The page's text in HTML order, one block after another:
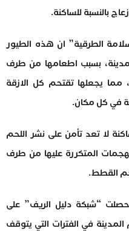
بالنسبة للساكنة.
الطرقية” ان هذه الطيور
بسبب اطعامها من طرف
مما يجعلها تقتحم كل الازقة
في كل مكان.
لا تعد تأمن على نشر اللحم
المتكررة عليها من طرف
القطط.
“شبكة دليل الريف” على
في الفترات التي يتوقف